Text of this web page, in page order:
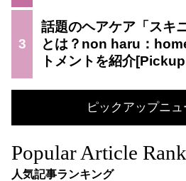
3
話題のヘアケア「スキ
とは？non haru：
トメントを紹介
ピックアップニ
Popular Article
人気記事ランキング